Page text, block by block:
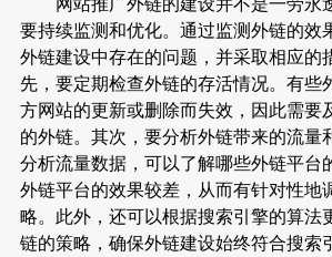
要持续监测和优化。通过监测外链的效
外链建设中存在的问题，并采取相应的
先，要定期检查外链的存活情况。有些
方网站的更新或删除而失效，因此需要
的外链。其次，要分析外链带来的流量
分析流量数据，可以了解哪些外链平台
外链平台的效果较差，从而有针对性地
略。此外，还可以根据搜索引擎的算法
链的策略，确保外链建设始终符合搜索